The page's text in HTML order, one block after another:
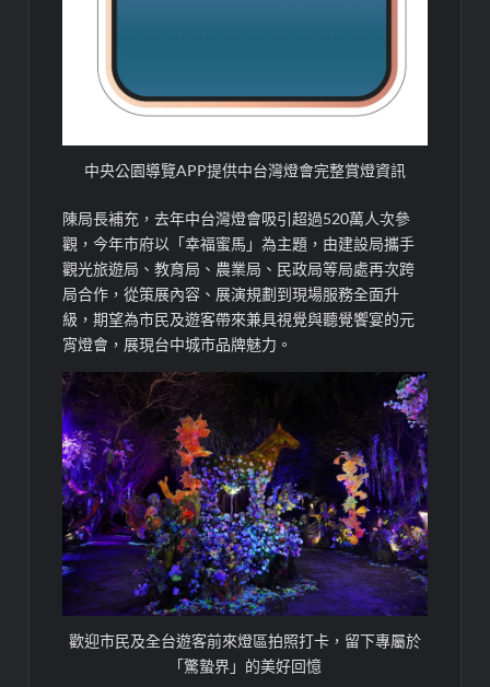
中央公園導覽APP提供中台灣燈會完整賞燈資訊
陳局長補充，去年中台灣燈會吸引超過520萬人次參
觀，今年市府以「幸福蜜馬」為主題，由建設局攜手
觀光旅遊局、教育局、農業局、民政局等局處再次跨
局合作，從策展內容、展演規劃到現場服務全面升
級，期望為市民及遊客帶來兼具視覺與聽覺饗宴的元
宵燈會，展現台中城市品牌魅力。
歡迎市民及全台遊客前來燈區拍照打卡，留下專屬於
「驚蟄界」的美好回憶